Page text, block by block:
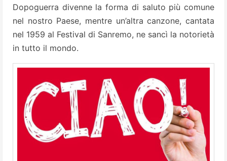
Dopoguerra divenne la forma di saluto più comune
nel nostro Paese, mentre un’altra canzone, cantata
nel 1959 al Festival di Sanremo, ne sancì la notorietà
in tutto il mondo.